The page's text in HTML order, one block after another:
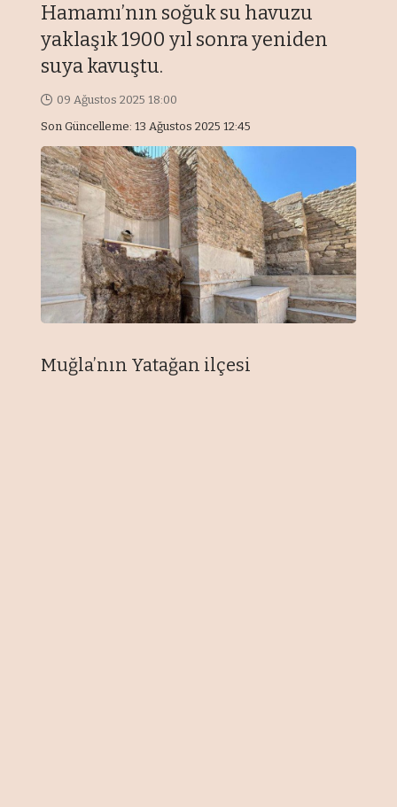
Hamamı’nın soğuk su havuzu
yaklaşık 1900 yıl sonra yeniden
suya kavuştu.
Son Güncelleme: 13 Ağustos 2025 12:45
09 Ağustos 2025 18:00
Muğla’nın Yatağan ilçesi